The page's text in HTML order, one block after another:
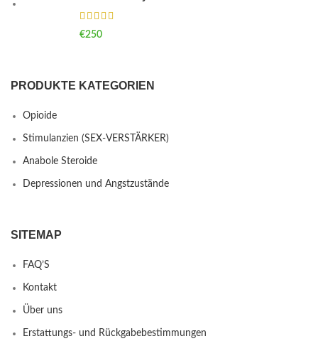
€250
PRODUKTE KATEGORIEN
Opioide
Stimulanzien (SEX-VERSTÄRKER)
Anabole Steroide
Depressionen und Angstzustände
SITEMAP
FAQ’S
Kontakt
Über uns
Erstattungs- und Rückgabebestimmungen